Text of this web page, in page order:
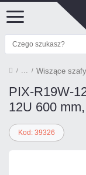
Wiszące
PIX-R19W-
12U 600
Kod: 39326